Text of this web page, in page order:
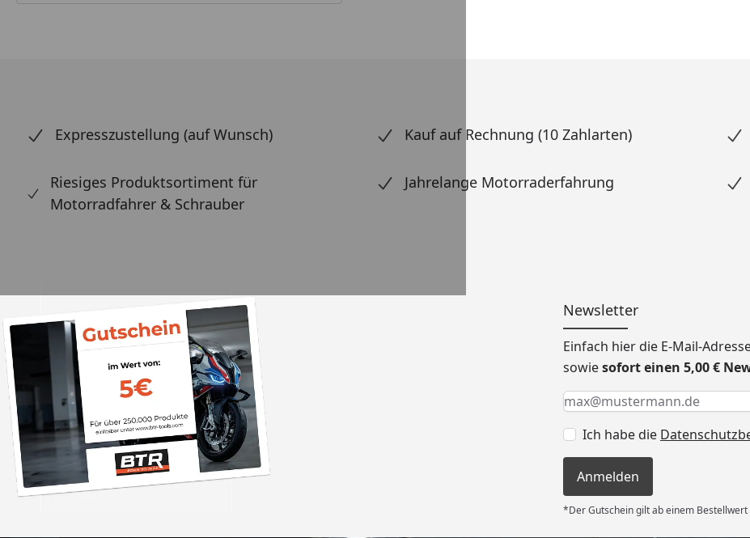
Expresszustellung (auf Wunsch) Kauf auf Rechnung (10 Zahlarten)
Riesiges Produktsortiment für
Motorradfahrer & Schrauber
Jahrelange Motorraderfahrung
Newsletter
Einfach hier die E-Mail-
sowiesofort einen 5,00 €
Keine Eingabe erforderlich
Eingabe erforderlich
E-Mail *
Ich habe die
Anmelden
*Der Gutschein gilt ab einem Bestellwert